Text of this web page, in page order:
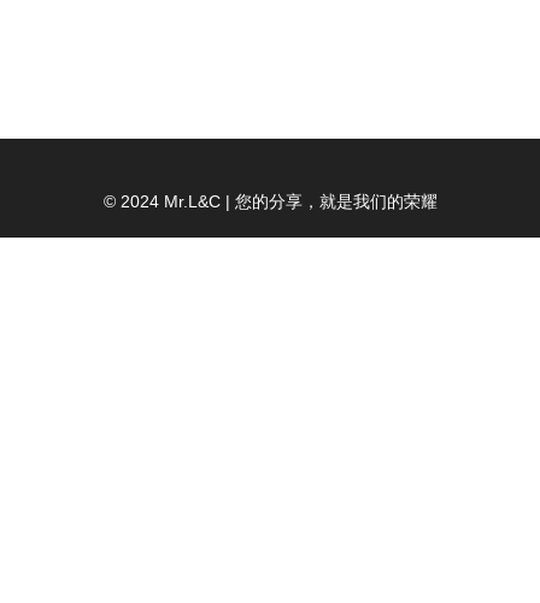
© 2024 Mr.L&C | 您的分享，就是我们的荣耀